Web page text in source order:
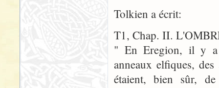
Tolkien a écrit:
T1, Chap. II.
" En Eregion, il y a
anneaux elfiques,
étaient, bien sûr,